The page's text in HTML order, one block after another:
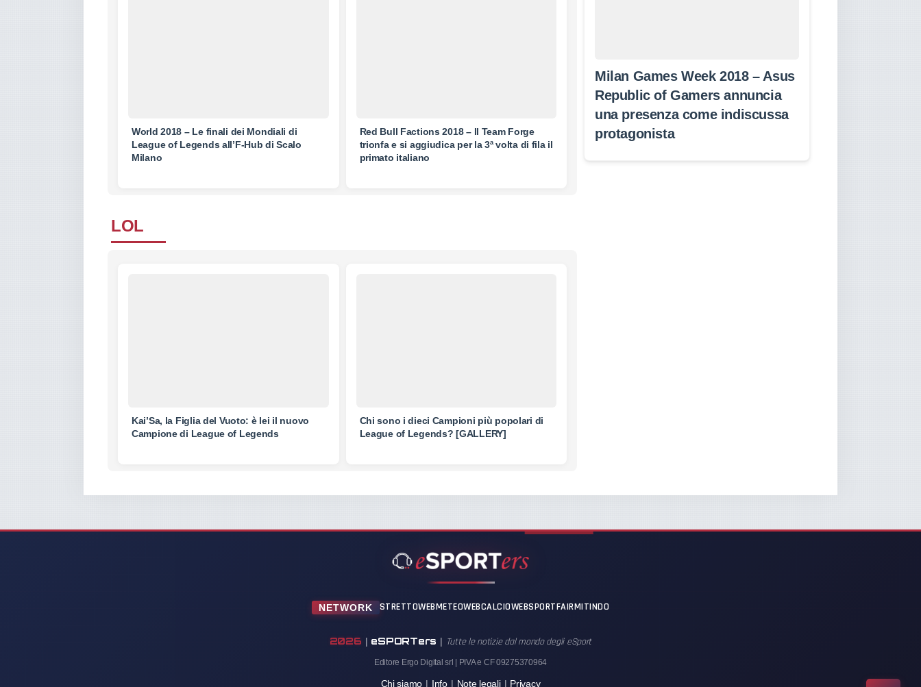
World 2018 – Le finali dei Mondiali di
League of Legends all’F-Hub di Scalo
Milano
Red Bull Factions 2018 – Il Team Forge
trionfa e si aggiudica per la 3ª volta di fila il
primato italiano
LOL
Kai’Sa, la Figlia del Vuoto: è lei il nuovo
Campione di League of Legends
Chi sono i dieci Campioni più popolari di
League of Legends? [GALLERY]
Milan Games Week 2018 – Asus
Republic of Gamers annuncia
una presenza come indiscussa
protagonista
NETWORK STRETTOWEBMETEOWEBCALCIOWEBSPORTFAIRMITINDO
2026 | eSPORTers | Tutte le notizie dal mondo degli eSport
Editore Ergo Digital srl | PIVA e CF 09275370964
Chi siamo | Info | Note legali | Privacy